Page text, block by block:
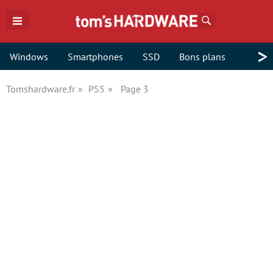
Windows Smartphones SSD Bons plans >
Tomshardware.fr PS5 Page 3